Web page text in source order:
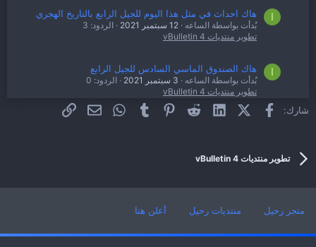
ا هاك احداث في مثل هذا اليوم للجيل الرابع بالتاريخ الهجري
بُدأت بواسطة الساعه 12 سبتمبر 2021
الردود: 3
تطوير منتديات vBulletin 4
ا هاك الصندوق الماسي السادس للجيل الرابع
بُدأت بواسطة الساعه 3 سبتمبر 2021
الردود: 0
تطوير منتديات vBulletin 4
تطوير منتديات vBulletin 4
شارك: فيسبوكX (Twitter)
LinkedIn
Reddit
Pinterest
Tumblr
WhatsAppالبريد الإلكتروني
الرابط
تطوير منتديات vBulletin 4
متجر رحيل منتديات رحيل أعلن هنا